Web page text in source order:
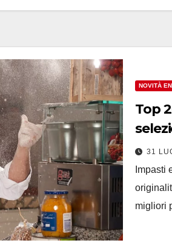
NOVITÀ
Top
31
Impasti
migliori